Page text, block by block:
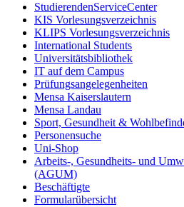
StudierendenServiceCenter
KIS Vorlesungsverzeichnis
KLIPS Vorlesungsverzeichnis
International Students
Universitätsbibliothek
IT auf dem Campus
Prüfungsangelegenheiten
Mensa Kaiserslautern
Mensa Landau
Sport, Gesundheit &
Personensuche
Uni-Shop
Arbeits-, Gesundheits- und
(AGUM)
Beschäftigte
Formularübersicht